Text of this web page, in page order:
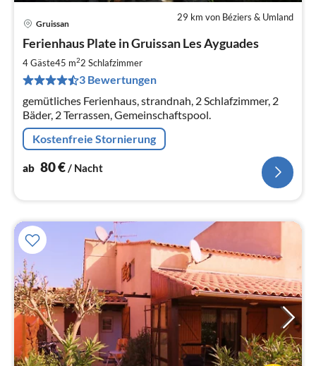
29 km von Béziers & Umland
Gruissan
Ferienhaus Plate in Gruissan Les Ayguades
4 Gäste45 m22 Schlafzimmer
3 Bewertungen
gemütliches Ferienhaus, strandnah, 2 Schlafzimmer, 2
Bäder, 2 Terrassen, Gemeinschaftspool.
Kostenfreie Stornierung
ab 80€/ Nacht